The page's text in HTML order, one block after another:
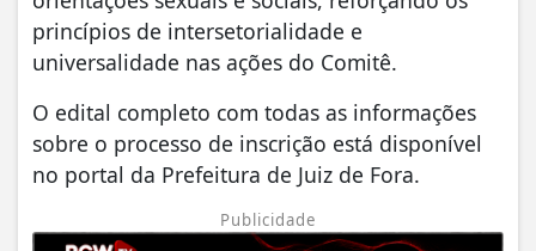
princípios de intersetorialidade e
universalidade nas ações do Comitê.
O edital completo com todas as informações
sobre o processo de inscrição está disponível
no portal da Prefeitura de Juiz de Fora.
Publicidade